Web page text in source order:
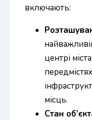
включають:
центрі
місць.
Стан